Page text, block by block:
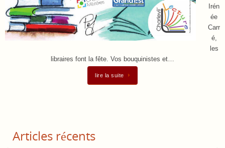
Irén
ée
Carr
é,
les
libraires font la fête. Vos bouquinistes et…
lire la suite
Articles récents